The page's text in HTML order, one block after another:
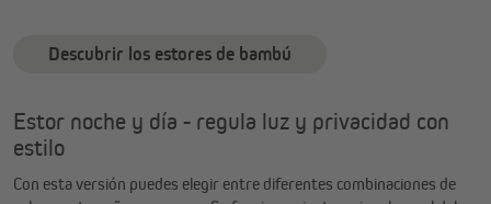
Descubrir los estores de bambú
Estor noche y día - regula luz y privacidad con
estilo
Con esta versión puedes elegir entre diferentes combinaciones de